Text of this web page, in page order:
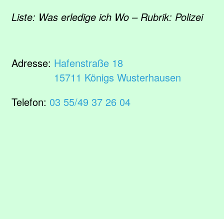
Liste: Was erledige ich Wo – Rubrik: Polizei
Adresse: Hafenstraße 18
15711 Königs Wusterhausen
Telefon: 03 55/49 37 26 04